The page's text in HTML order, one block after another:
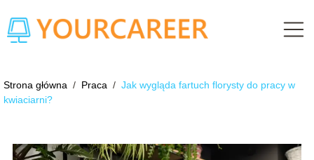
Strona główna / Praca / Jak wygląda fartuch florysty do pracy w
kwiaciarni?